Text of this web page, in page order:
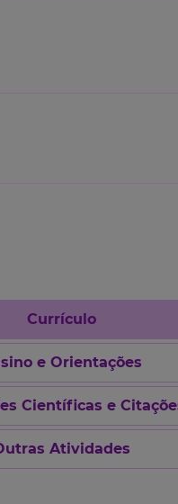
Currículo
e Orientações
Científicas e
Atividades